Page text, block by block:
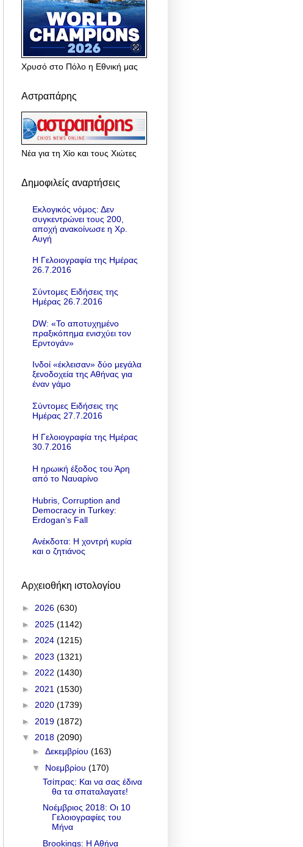
Χρυσό στο Πόλο η Εθνική μας
Αστραπάρης
Νέα για τη Χίο και τους Χιώτες
Δημοφιλείς αναρτήσεις
Εκλογικός νόμος: Δεν
συγκεντρώνει τους 200,
αποχή ανακοίνωσε η Χρ.
Αυγή
Η Γελοιογραφία της Ημέρας
26.7.2016
Σύντομες Ειδήσεις της
Ημέρας 26.7.2016
DW: «To αποτυχημένο
πραξικόπημα ενισχύει τον
Ερντογάν»
Ινδοί «έκλεισαν» δύο μεγάλα
ξενοδοχεία της Αθήνας για
έναν γάμο
Σύντομες Ειδήσεις της
Ημέρας 27.7.2016
Η Γελοιογραφία της Ημέρας
30.7.2016
Η ηρωική έξοδος του Άρη
από το Ναυαρίνο
Hubris, Corruption and
Democracy in Turkey:
Erdogan’s Fall
Ανέκδοτα: Η χοντρή κυρία
και ο ζητιάνος
Αρχειοθήκη ιστολογίου
► 2026 (630)
► 2025 (1142)
► 2024 (1215)
► 2023 (1321)
► 2022 (1430)
► 2021 (1530)
► 2020 (1739)
► 2019 (1872)
▼ 2018 (2090)
► Δεκεμβρίου (163)
▼ Νοεμβρίου (170)
Τσίπρας: Και να σας έδινα
θα τα σπαταλαγατε!
Νοέμβριος 2018: Οι 10
Γελοιογραφίες του
Μήνα
Brookings: Η Αθήνα